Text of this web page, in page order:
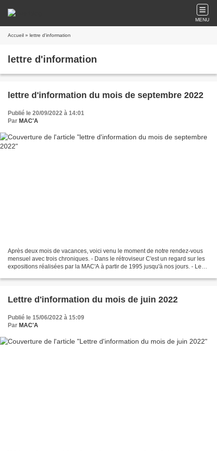
MENU
Accueil » lettre d'information
lettre d'information
lettre d'information du mois de septembre 2022
Publié le 20/09/2022 à 14:01
Par MAC'A
Après deux mois de vacances, voici venu le moment de notre rendez-vous
mensuel avec trois chroniques. - Dans le rétroviseur C'est un regard sur les
expositions réalisées par la MAC'A à partir de 1995 jusqu'à nos jours. - Le
Lettre d'information du mois de juin 2022
Publié le 15/06/2022 à 15:09
Par MAC'A